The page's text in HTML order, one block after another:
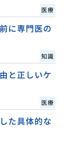
医療
に専門医の
知識
と正しいケ
医療
た具体的な